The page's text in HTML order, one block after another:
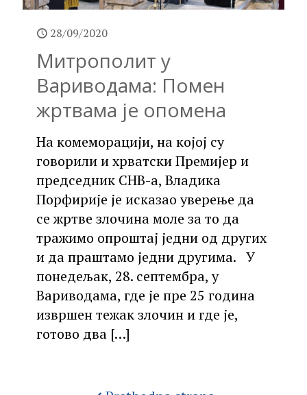
28/09/2020
Митрополит у
Вариводама: Помен
жртвама је опомена
На комеморацији, на којој су
говорили и хрватски Премијер и
председник СНВ-а, Владика
Порфирије је исказао уверење да
се жртве злочина моле за то да
тражимо опроштај једни од других
и да праштамо једни другима. У
понедељак, 28. септембра, у
Вариводама, где је пре 25 година
извршен тежак злочин и где је,
готово два […]